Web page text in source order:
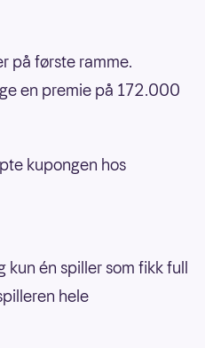
på første ramme.
en premie på 172.000
kupongen hos
kun én spiller som fikk full
hele